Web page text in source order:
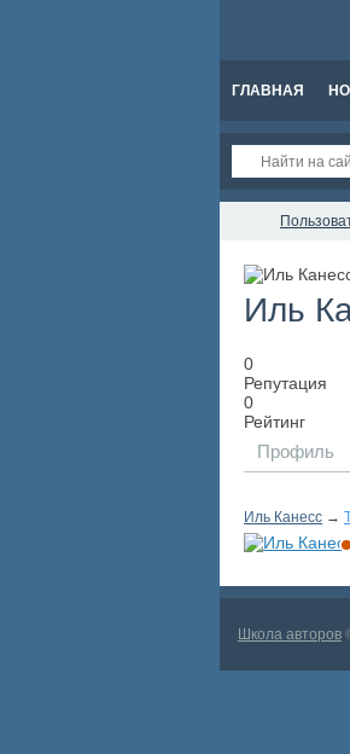
ГЛАВНАЯ
Иль
0
Репутация
0
Рейтинг
Профиль
Иль Канесс →
Школа авторов